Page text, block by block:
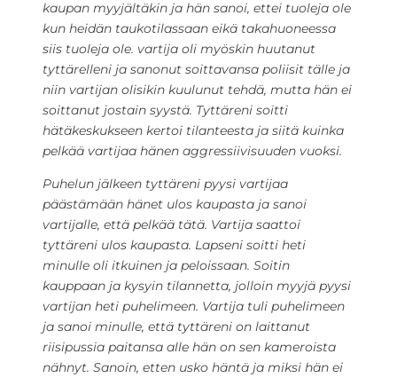
kaupan myyjältäkin ja hän sanoi, ettei tuoleja ole
kun heidän taukotilassaan eikä takahuoneessa
siis tuoleja ole. vartija oli myöskin huutanut
tyttärelleni ja sanonut soittavansa poliisit tälle ja
niin vartijan olisikin kuulunut tehdä, mutta hän ei
soittanut jostain syystä. Tyttäreni soitti
hätäkeskukseen kertoi tilanteesta ja siitä kuinka
pelkää vartijaa hänen aggressiivisuuden vuoksi.
Puhelun jälkeen tyttäreni pyysi vartijaa
päästämään hänet ulos kaupasta ja sanoi
vartijalle, että pelkää tätä. Vartija saattoi
tyttäreni ulos kaupasta. Lapseni soitti heti
minulle oli itkuinen ja peloissaan. Soitin
kauppaan ja kysyin tilannetta, jolloin myyjä pyysi
vartijan heti puhelimeen. Vartija tuli puhelimeen
ja sanoi minulle, että tyttäreni on laittanut
riisipussia paitansa alle hän on sen kameroista
nähnyt. Sanoin, etten usko häntä ja miksi hän ei